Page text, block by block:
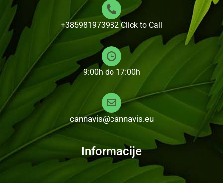
+385981973982 Click to Call
9:00h do 17:00h
cannavis@cannavis.eu
Informacije